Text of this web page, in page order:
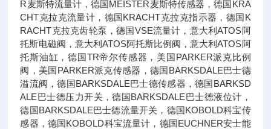
R麦斯特流量计，德国MEISTER麦斯特传感器，德国KRA
CHT克拉克流量计，德国KRACHT克拉克指示器，德国K
RACHT克拉克齿轮泵，德国VSE流量计，意大利ATOS阿
托斯电磁阀，意大利ATOS阿托斯比例阀，意大利ATOS阿
托斯油缸，德国TR帝尔传感器，美国PARKER派克比例
阀，美国PARKER派克传感器，德国BARKSDALE巴士德
溢流阀，德国BARKSDALE巴士德传感器，德国BARKSD
ALE巴士德压力开关，德国BARKSDALE巴士德液位计，
德国BARKSDALE巴士德流量开关，德国KOBOLD科宝传
感器，德国KOBOLD科宝流量计，德国EUCHNER安士能